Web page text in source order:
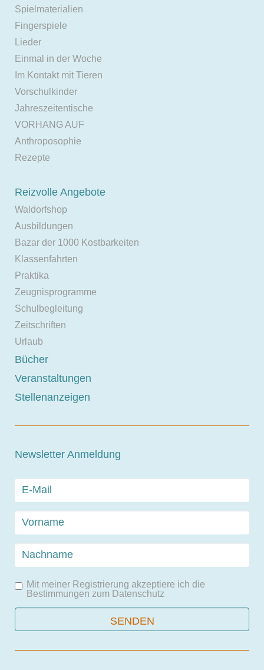
Spielmaterialien
Fingerspiele
Lieder
Einmal in der Woche
Im Kontakt mit Tieren
Vorschulkinder
Jahreszeitentische
VORHANG AUF
Anthroposophie
Rezepte
Reizvolle Angebote
Waldorfshop
Ausbildungen
Bazar der 1000 Kostbarkeiten
Klassenfahrten
Praktika
Zeugnisprogramme
Schulbegleitung
Zeitschriften
Urlaub
Bücher
Veranstaltungen
Stellenanzeigen
Newsletter Anmeldung
Mit meiner Registrierung akzeptiere ich die
Bestimmungen zum Datenschutz